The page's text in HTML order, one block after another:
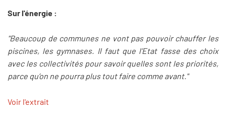
Sur l'énergie :
"Beaucoup de communes ne vont pas pouvoir chauffer les
piscines, les gymnases. Il faut que l’Etat fasse des choix
avec les collectivités pour savoir quelles sont les priorités,
parce qu’on ne pourra plus tout faire comme avant."
Voir l'extrait